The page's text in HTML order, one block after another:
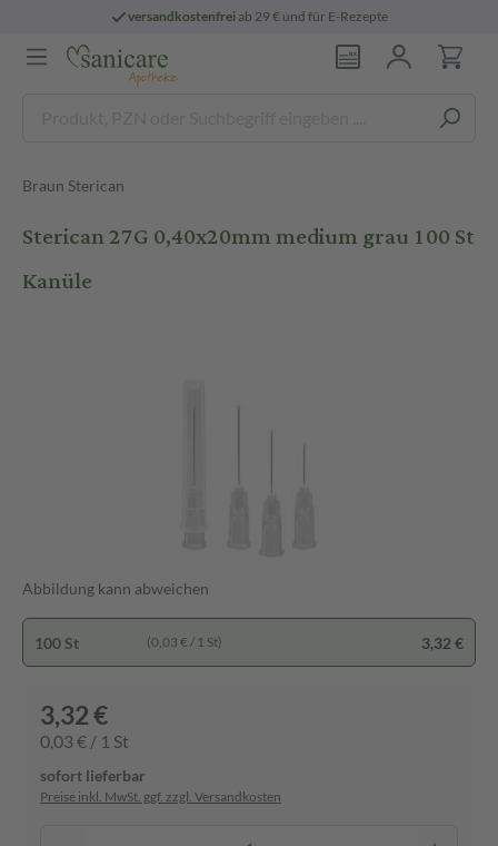
versandkostenfreiab 29 € und für E-Rezepte
Braun Sterican
Sterican 27G 0,40x20mm medium grau 100 St
Kanüle
Abbildung kann abweichen
100 St (0,03 € / 1 St) 3,32 €
3,32 €
0,03 € / 1 St
sofort lieferbar
Preise inkl. MwSt. ggf. zzgl. Versandkosten